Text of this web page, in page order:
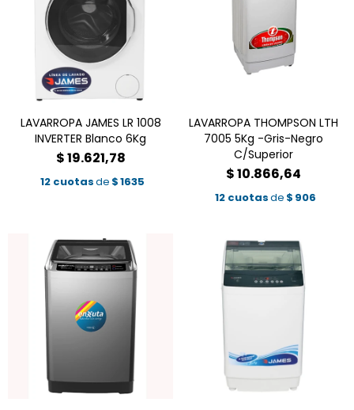
LAVARROPA JAMES LR 1008
INVERTER Blanco 6Kg
$19.621,78
12 cuotasde $1635
LAVARROPA THOMPSON LTH
7005 5Kg -Gris-Negro
C/Superior
$10.866,64
12 cuotasde $ 906